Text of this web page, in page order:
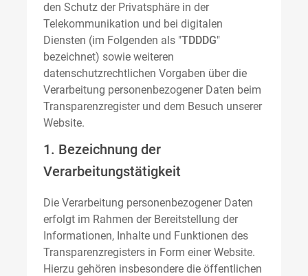
den Schutz der Privatsphäre in der
Telekommunikation und bei digitalen
Diensten (im Folgenden als "TDDDG"
bezeichnet) sowie weiteren
datenschutzrechtlichen Vorgaben über die
Verarbeitung personenbezogener Daten beim
Transparenzregister und dem Besuch unserer
Website.
1. Bezeichnung der
Verarbeitungstätigkeit
Die Verarbeitung personenbezogener Daten
erfolgt im Rahmen der Bereitstellung der
Informationen, Inhalte und Funktionen des
Transparenzregisters in Form einer Website.
Hierzu gehören insbesondere die öffentlichen